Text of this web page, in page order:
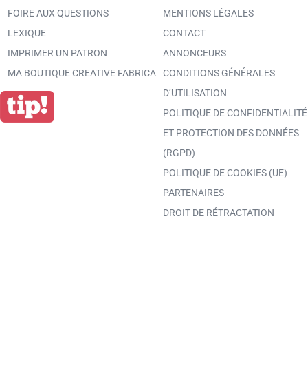
FOIRE AUX QUESTIONS
LEXIQUE
IMPRIMER UN PATRON
MA BOUTIQUE CREATIVE FABRICA
MENTIONS LÉGALES
CONTACT
ANNONCEURS
CONDITIONS GÉNÉRALES
D’UTILISATION
POLITIQUE DE CONFIDENTIALITÉ
ET PROTECTION DES DONNÉES
(RGPD)
POLITIQUE DE COOKIES (UE)
PARTENAIRES
DROIT DE RÉTRACTATION